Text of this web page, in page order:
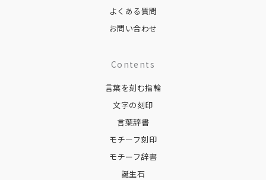
よくある質問
お問い合わせ
Contents
言葉を刻む指輪
文字の刻印
言葉辞書
モチーフ刻印
モチーフ辞書
誕生石